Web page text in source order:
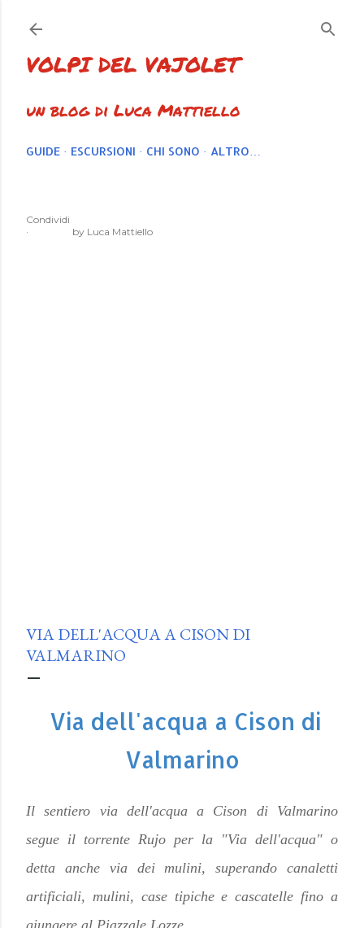
VOLPI DEL VAJOLET
un blog di Luca Mattiello
GUIDE ESCURSIONI CHI SONO ALTRO…
Condividi
by Luca Mattiello
VIA DELL'ACQUA A CISON DI
VALMARINO
Via dell'acqua a Cison di
Valmarino
Il sentiero via dell'acqua a Cison di Valmarino
segue il torrente Rujo per la "Via dell'acqua" o
detta anche via dei mulini, superando canaletti
artificiali, mulini, case tipiche e cascatelle fino a
giungere al Piazzale Lozze.